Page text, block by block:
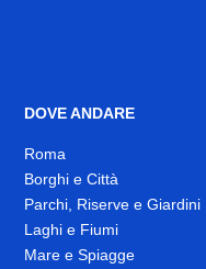
DOVE ANDARE
Roma
Borghi e Città
Parchi, Riserve e Giardini
Laghi e Fiumi
Mare e Spiagge